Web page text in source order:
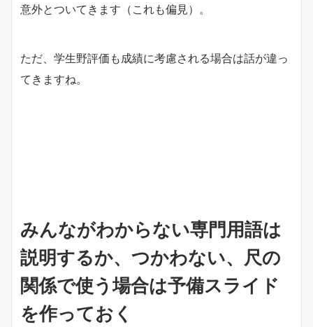
意外とついてきます（これも偏見）。
ただ、学生野評価も成績に考慮される場合は話が違っ
てきますね。
みんながわからない専門用語は
説明するか、つかわない、尺の
関係で使う場合は予備スライド
を作っておく